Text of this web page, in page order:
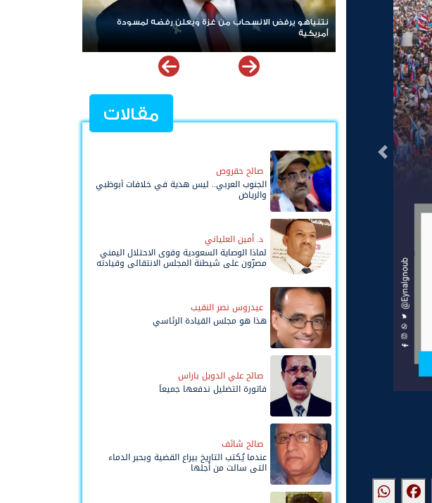
التالى
ردا على «خروقات» حزب الله.. إسرائيل تشن ضربات على جنوب
لبنان
الإمارات ترسخ دعم الموهوبين
نوعية ملهمة
مقالات
صالح حقروص
الجنوب العربي.. ليس هدية في خلافات أبوظبي
والرياض
د. أمين العلياني
لماذا الوصاية السعودية وقوى الاحتلال اليمني
مصرّون على شيطنة المجلس الانتقالي وقيادته
عيدروس نصر النقيب
هذا هو مجلس القيادة الرئاسي
صالح علي الدويل باراس
فاتورة التضليل ندفعها جميعاً
صالح شائف
عندما يُكتب التاريخ بيراع القضية وبحبر الدماء
التي سالت من أجلها